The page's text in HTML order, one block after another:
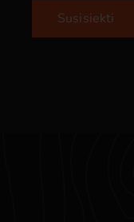
Susisiekti